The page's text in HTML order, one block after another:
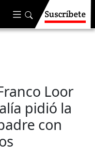
Suscríbete
Loor
pidió la
con